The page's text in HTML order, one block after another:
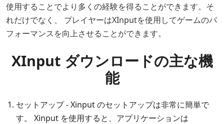
使用することでより多くの経験を得ることができます。そ
れだけでなく、 プレイヤーはXInputを使用してゲームのパ
フォーマンスを向上させることができます。
XInput ダウンロードの主な機
能
セットアップ - Xinput のセットアップは非常に簡単で
す。 Xinput を使用すると、アプリケーションは